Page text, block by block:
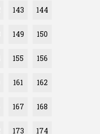
143 144
149 150
155 156
161 162
167 168
173 174